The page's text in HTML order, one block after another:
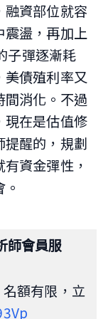
資部位就容
震盪，再加上
子彈逐漸耗
美債殖利率又
消化。不過
現在是估值修
醒的，規劃
資金彈性，
師會員服
額有限，立